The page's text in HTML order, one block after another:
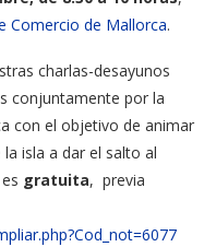
Comercio de Mallorca.
charlas-desayunos
conjuntamente por la
con el objetivo de animar
isla a dar el salto al
gratuita, previa